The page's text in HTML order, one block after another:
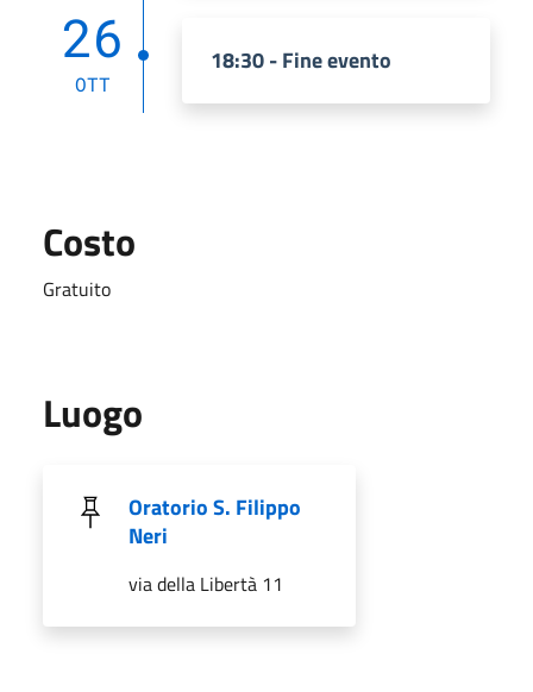
26
OTT
18:30 - Fine evento
Costo
Gratuito
Luogo
Oratorio S. Filippo
Neri
via della Libertà 11